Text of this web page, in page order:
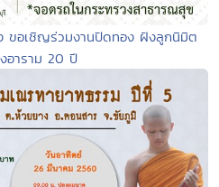
ขอเชิญร่วมงานปิดทอง ฝังลูกนิมิต
อาราม 20 ปี